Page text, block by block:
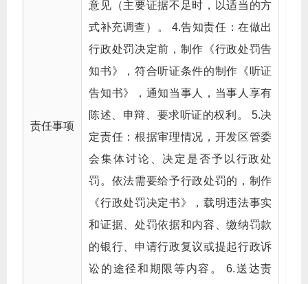
责任事项
意见（主要证据不足时，以适当的方
式补充调查）。 4.告知责任：在做出
行政处罚决定前，制作《行政处罚告
知书》，符合听证条件的制作《听证
告知书》，通知当事人，当事人享有
陈述、申辩、要求听证的权利。 5.决
定责任：根据审理情况，开发区管委
会集体讨论、决定是否予以行政处
罚。依法需要给予行政处罚的，制作
《行政处罚决定书》，载明违法事实
和证据、处罚依据和内容、缴纳罚款
的银行、申请行政复议或提起行政诉
讼的途径和期限等内容。 6.送达责